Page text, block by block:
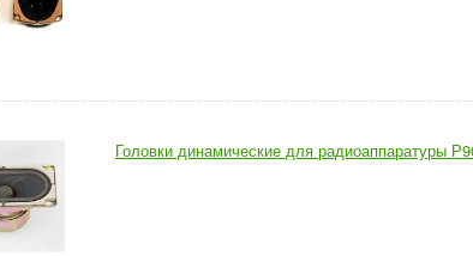
Головки динамические для радиоаппаратуры